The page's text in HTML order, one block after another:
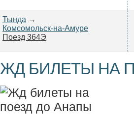
Тында →
Комсомольск-на-Амуре
Поезд 364Э
ЖД БИЛЕТЫ НА